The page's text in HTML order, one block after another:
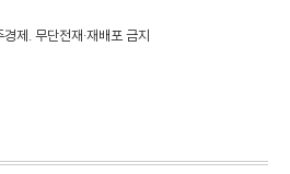
제. 무단전재·재배포 금지